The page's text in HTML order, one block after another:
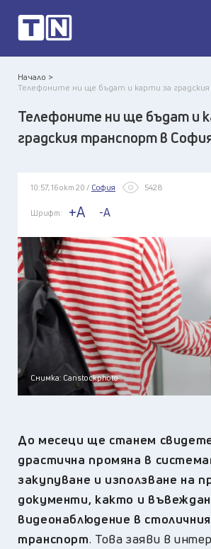
Начало >
Телефоните ни ще бъдат и карти за
Телефоните ни ще бъдат и
градския транспорт в
10:57, 16 окт 20 / София 5428
Шрифт: +A -A
Снимка: Canstockphoto
До месеци ще станем
драстична промяна в
закупуване и използване на
документи, както и
видеонаблюдение в
транспорт. Това заяви в